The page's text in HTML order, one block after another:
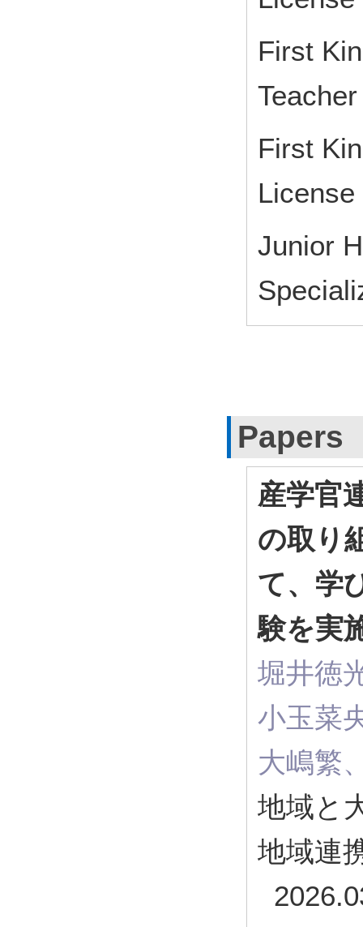
First
First
License
Junior
Papers
産学官
の取り
て、学
験を実
堀井徳
小玉菜
大嶋繁
地域と
地域連